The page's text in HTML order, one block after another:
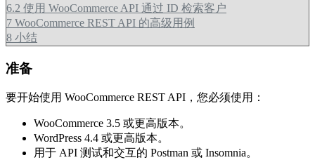
6.2 使用 WooCommerce API 通过 ID 检索客户
7 WooCommerce REST API 的高级用例
8 小结
准备
要开始使用 WooCommerce REST API，您必须使用：
WooCommerce 3.5 或更高版本。
WordPress 4.4 或更高版本。
用于 API 测试和交互的 Postman 或 Insomnia。